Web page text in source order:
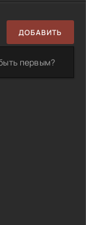
ДОБАВИТЬ
первым?